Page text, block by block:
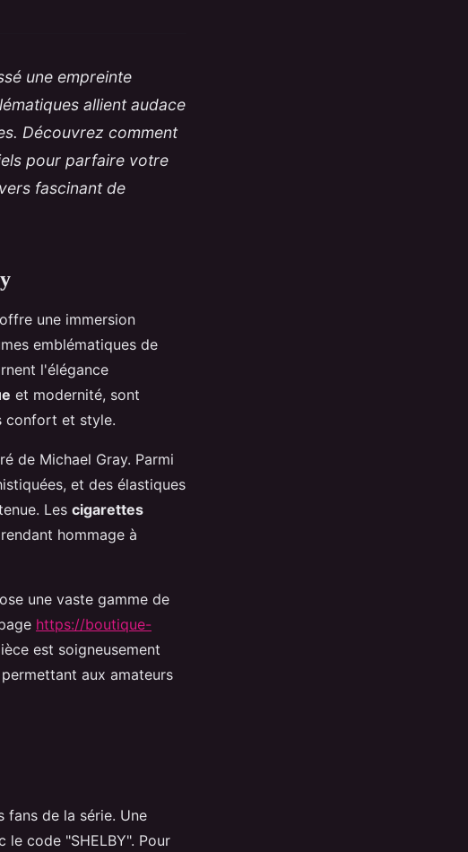
une empreinte
allient audace
Découvrez comment
pour parfaire votre
fascinant de
une immersion
emblématiques de
l'élégance
et modernité, sont
confort et style.
de Michael Gray. Parmi
et des élastiques
Les cigarettes
hommage à
une vaste gamme de
https://boutique-
est soigneusement
aux amateurs
fans de la série. Une
code "SHELBY". Pour